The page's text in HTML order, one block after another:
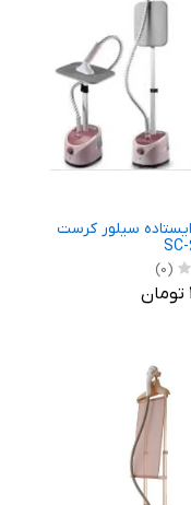
ایستاده سیلور کرست
(0)